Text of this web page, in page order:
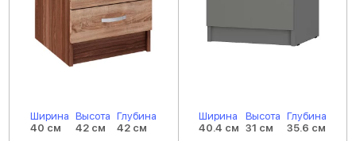
Ширина
40 см
Высота
42 см
Глубина
42 см
Ширина
40.4 см
Высота
31 см
Глубина
35.6 см